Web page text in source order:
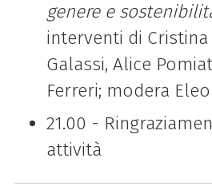
genere e
interventi di
Galassi, Alice
Ferreri; modera
21.00 -
attività